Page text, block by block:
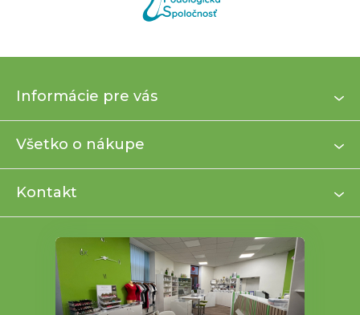
p
t
Informácie pre vás
Všetko o nákupe
Kontakt